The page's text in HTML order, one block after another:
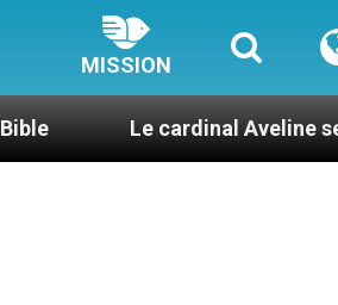
MISSION
Le cardinal Aveline se confie :